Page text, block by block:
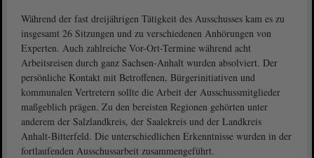
Während der fast dreijährigen Tätigkeit des Ausschusses kam es zu
insgesamt 26 Sitzungen und zu verschiedenen Anhörungen von
Experten. Auch zahlreiche Vor-Ort-Termine während acht
Arbeitsreisen durch ganz Sachsen-Anhalt wurden absolviert. Der
persönliche Kontakt mit Betroffenen, Bürgerinitiativen und
kommunalen Vertretern sollte die Arbeit der Ausschussmitglieder
maßgeblich prägen. Zu den bereisten Regionen gehörten unter
anderem der Salzlandkreis, der Saalekreis und der Landkreis
Anhalt-Bitterfeld. Die unterschiedlichen Erkenntnisse wurden in der
fortlaufenden Ausschussarbeit zusammengeführt.